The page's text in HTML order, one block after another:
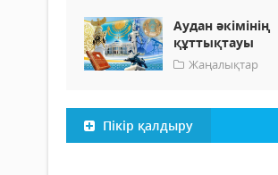
Аудан әкімінің
құттықтауы
Жаңалықтар
Пікір қалдыру